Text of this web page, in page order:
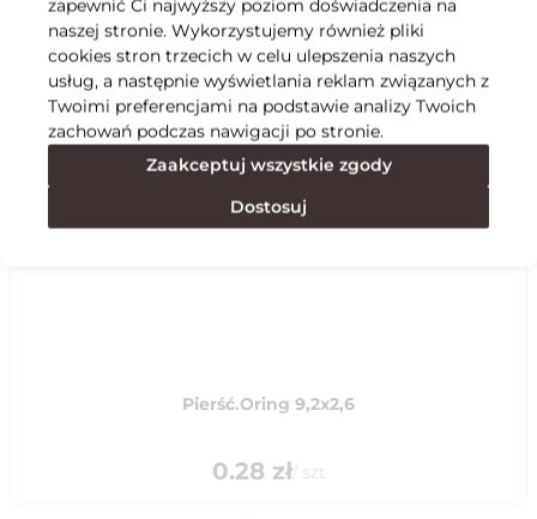
Specyfikacja
Polecane
Pierść.Oring 9,2x2,6
0.28 zł/ szt
zapewnić Ci najwyższy poziom doświadczenia na
naszej stronie. Wykorzystujemy również pliki
cookies stron trzecich w celu ulepszenia naszych
usług, a następnie wyświetlania reklam związanych z
Twoimi preferencjami na podstawie analizy Twoich
zachowań podczas nawigacji po stronie.
Zaakceptuj wszystkie zgody
Dostosuj